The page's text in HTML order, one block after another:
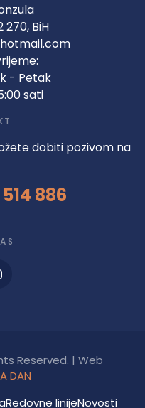
270, BiH
- Petak
sati
dobiti pozivom na
886
Reserved. | Web
DAN
Redovne linijeNovosti